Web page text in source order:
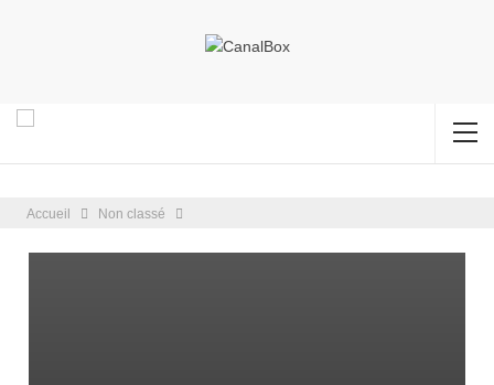
Accueil Non classé